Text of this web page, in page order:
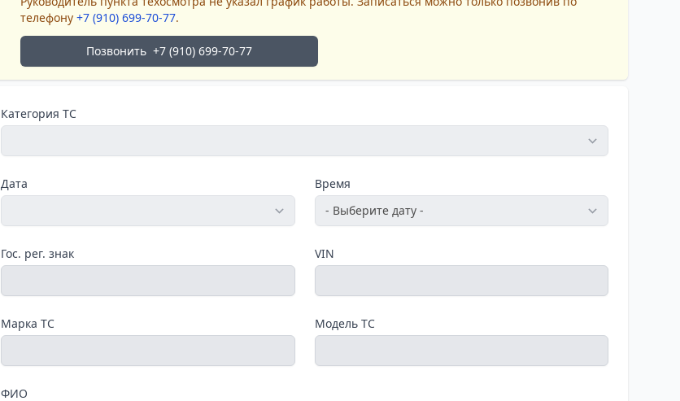
телефону+7 (910) 699-70-77.
Позвонить +7 (910) 699-70-77
Категория ТС
Дата Время
Гос. рег. знак VIN
Марка ТС Модель ТС
ФИО